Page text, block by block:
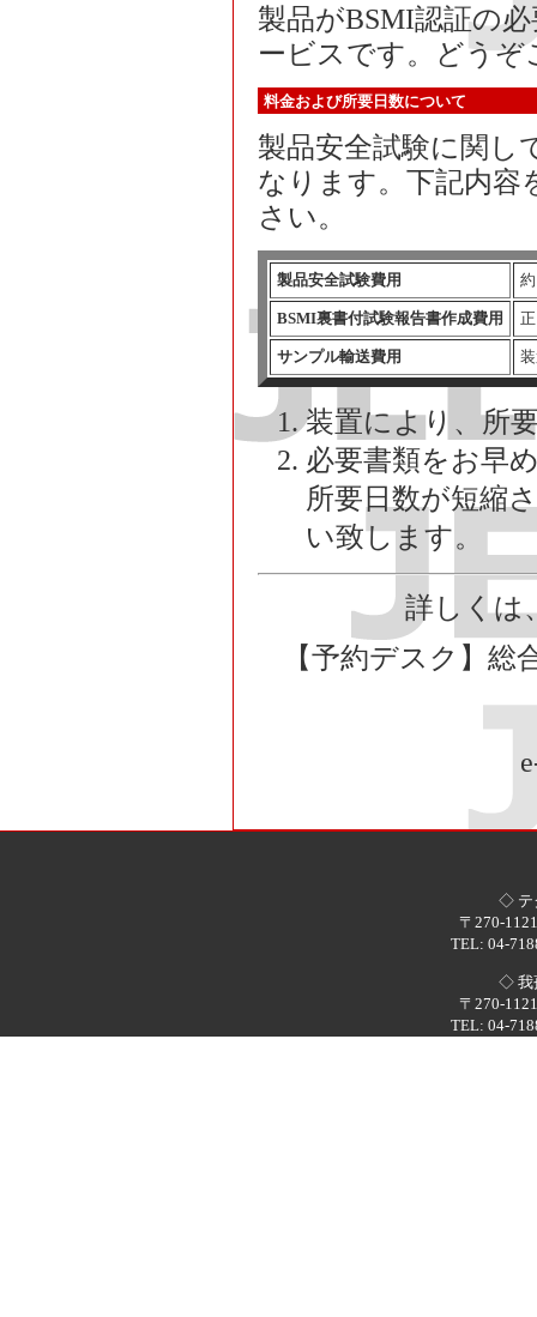
製品がBSMI認証の
ービスです。どうぞ
料金および所要日数について
製品安全試験に関し
なります。下記内容
さい。
製品安全試験費用
BSMI裏書付試験報告書作成費用
サンプル輸送費用
装置により、所
必要書類をお早
所要日数が短縮
い致します。
詳しくは
【予約デスク】
◇ テ
〒270-
TEL: 04-
◇ 我
〒270-
TEL: 04-